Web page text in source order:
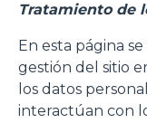
Tratamiento de
En esta página
gestión del sitio
los datos
interactúan con